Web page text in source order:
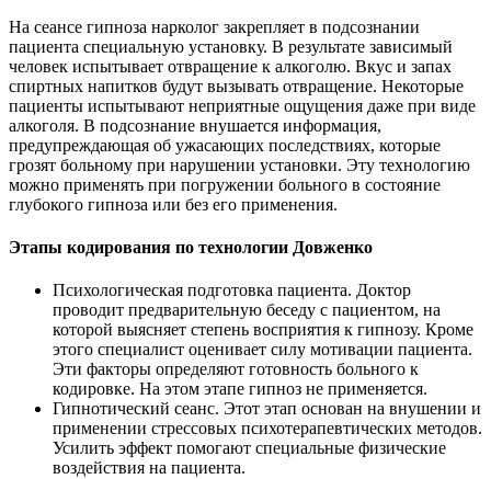
На сеансе гипноза нарколог закрепляет в подсознании
пациента специальную установку. В результате зависимый
человек испытывает отвращение к алкоголю. Вкус и запах
спиртных напитков будут вызывать отвращение. Некоторые
пациенты испытывают неприятные ощущения даже при виде
алкоголя. В подсознание внушается информация,
предупреждающая об ужасающих последствиях, которые
грозят больному при нарушении установки. Эту технологию
можно применять при погружении больного в состояние
глубокого гипноза или без его применения.
Этапы кодирования по технологии Довженко
Психологическая подготовка пациента. Доктор
проводит предварительную беседу с пациентом, на
которой выясняет степень восприятия к гипнозу. Кроме
этого специалист оценивает силу мотивации пациента.
Эти факторы определяют готовность больного к
кодировке. На этом этапе гипноз не применяется.
Гипнотический сеанс. Этот этап основан на внушении и
применении стрессовых психотерапевтических методов.
Усилить эффект помогают специальные физические
воздействия на пациента.